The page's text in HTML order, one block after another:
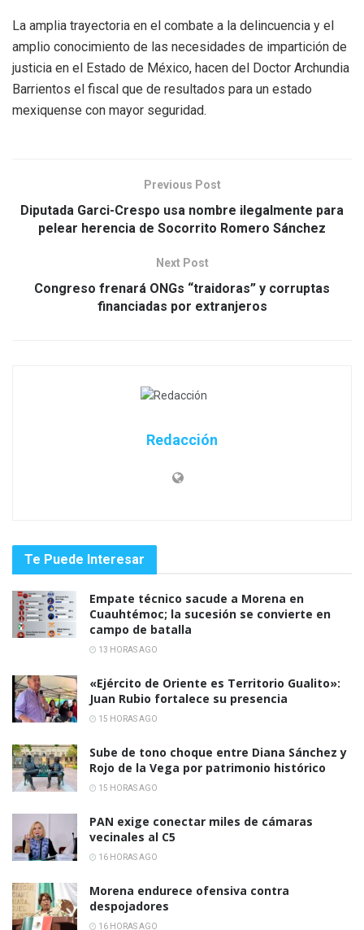
La amplia trayectoria en el combate a la delincuencia y el
amplio conocimiento de las necesidades de impartición de
justicia en el Estado de México, hacen del Doctor Archundia
Barrientos el fiscal que de resultados para un estado
mexiquense con mayor seguridad.
Previous Post
Diputada Garci-Crespo usa nombre ilegalmente para
pelear herencia de Socorrito Romero Sánchez
Next Post
Congreso frenará ONGs “traidoras” y corruptas
financiadas por extranjeros
Redacción
Te Puede Interesar
Empate técnico sacude a Morena en
Cuauhtémoc; la sucesión se convierte en
campo de batalla
13 HORAS AGO
«Ejército de Oriente es Territorio Gualito»:
Juan Rubio fortalece su presencia
15 HORAS AGO
Sube de tono choque entre Diana Sánchez y
Rojo de la Vega por patrimonio histórico
15 HORAS AGO
PAN exige conectar miles de cámaras
vecinales al C5
16 HORAS AGO
Morena endurece ofensiva contra
despojadores
16 HORAS AGO